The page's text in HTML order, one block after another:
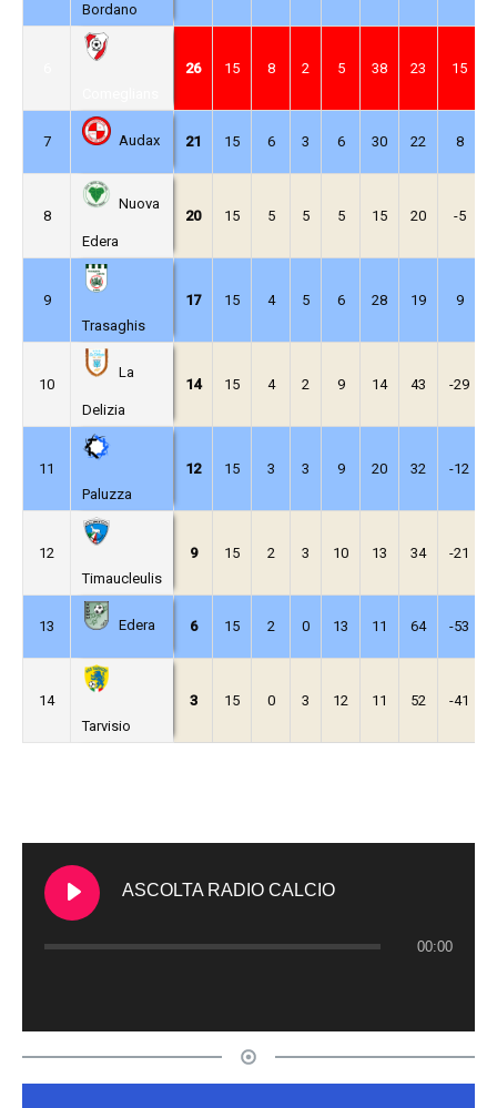
Bordano
26 15 8 2 5 38 23 15
7 Audax 21 15 6 3 6 30 22 8
8
Nuova
Edera
20 15 5 5 5 15 20 -5
9
Trasaghis
17 15 4 5 6 28 19 9
10
La
Delizia
14 15 4 2 9 14 43 -29
11
Paluzza
12 15 3 3 9 20 32 -12
12
Timaucleulis
9 15 2 3 10 13 34 -21
13 Edera 6 15 2 0 13 11 64 -53
14
Tarvisio
3 15 0 3 12 11 52 -41
ASCOLTA RADIO CALCIO
00:00